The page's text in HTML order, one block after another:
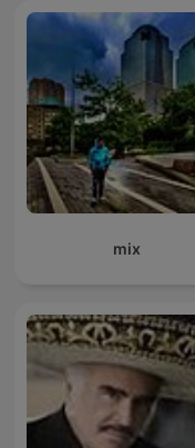
mix